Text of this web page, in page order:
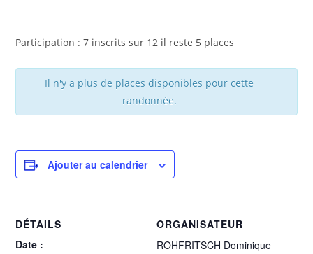
Participation : 7 inscrits sur 12 il reste 5 places
Il n'y a plus de places disponibles pour cette
randonnée.
Ajouter au calendrier
DÉTAILS
Date :
ORGANISATEUR
ROHFRITSCH Dominique